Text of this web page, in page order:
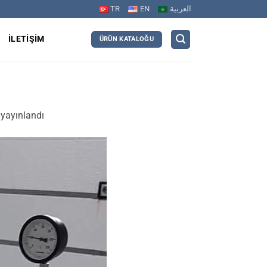
TR EN العربية
İLETIŞIM ÜRÜN KATALOĞU